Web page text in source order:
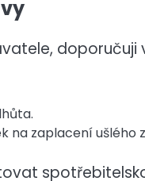
doporučuji
na zaplacení ušlého